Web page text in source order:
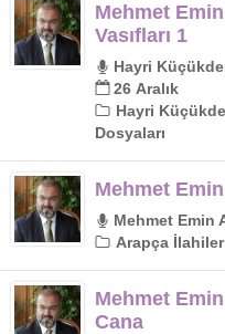
Mehmet
Vasıfları 1
Hayri
26 Aralık
Hayri
Dosyaları
Mehmet
Mehmet Emin
Arapça
Mehmet
Cana